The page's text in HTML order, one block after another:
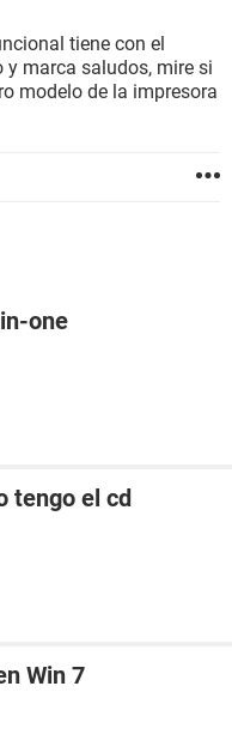
tiene con el
y marca saludos, mire si
modelo de la impresora
one
tengo el cd
Win 7